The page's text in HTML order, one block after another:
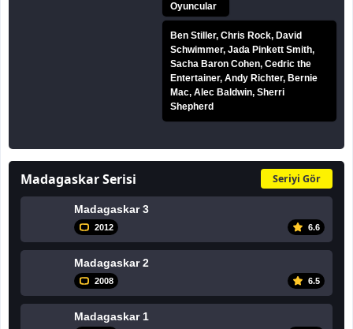
Oyuncular
Ben Stiller, Chris Rock, David
Schwimmer, Jada Pinkett Smith,
Sacha Baron Cohen, Cedric the
Entertainer, Andy Richter, Bernie
Mac, Alec Baldwin, Sherri
Shepherd
Madagaskar Serisi Seriyi Gör
Madagaskar 3
2012 6.6
Madagaskar 2
2008 6.5
Madagaskar 1